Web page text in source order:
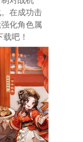
在成功击
化角色属
吧！